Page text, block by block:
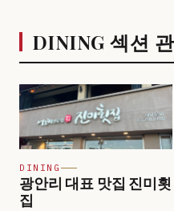
DINING 섹션
DINING
광안리 대표 맛집 진미횟
집